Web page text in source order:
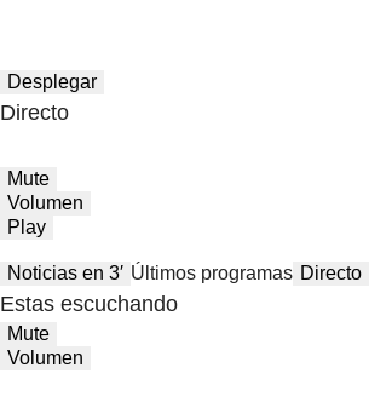
Desplegar
Directo
Mute
Volumen
Play
Noticias en 3′ Últimos programas Directo
Estas escuchando
Mute
Volumen